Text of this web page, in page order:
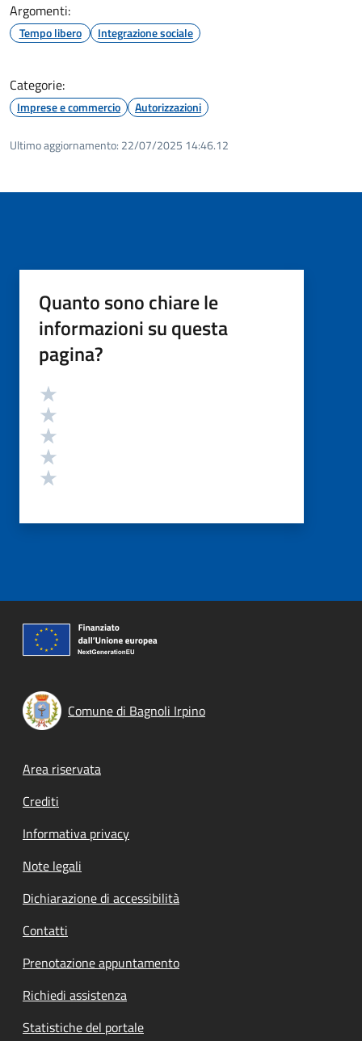
Argomenti:
Tempo libero Integrazione sociale
Categorie:
Imprese e commercio Autorizzazioni
Ultimo aggiornamento: 22/07/2025 14:46.12
Quanto sono chiare le
informazioni su questa
pagina?
Valutazione
Comune di Bagnoli Irpino
Footer menu
Area riservata
Crediti
Informativa privacy
Note legali
Dichiarazione di accessibilità
Contatti
Prenotazione appuntamento
Richiedi assistenza
Statistiche del portale